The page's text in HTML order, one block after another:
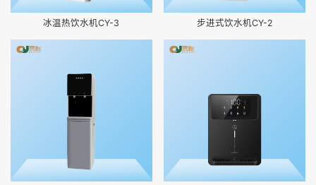
冰温热饮水机CY-3 步进式饮水机CY-2